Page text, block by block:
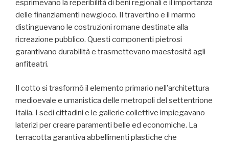
esprimevano la reperibilità di beni regionali e il importanza
delle finanziamenti newgioco. Il travertino e il marmo
distinguevano le costruzioni romane destinate alla
ricreazione pubblico. Questi componenti pietrosi
garantivano durabilità e trasmettevano maestosità agli
anfiteatri.
Il cotto si trasformò il elemento primario nell’architettura
medioevale e umanistica delle metropoli del settentrione
Italia. I sedi cittadini e le gallerie collettive impiegavano
laterizi per creare paramenti belle ed economiche. La
terracotta garantiva abbellimenti plastiche che